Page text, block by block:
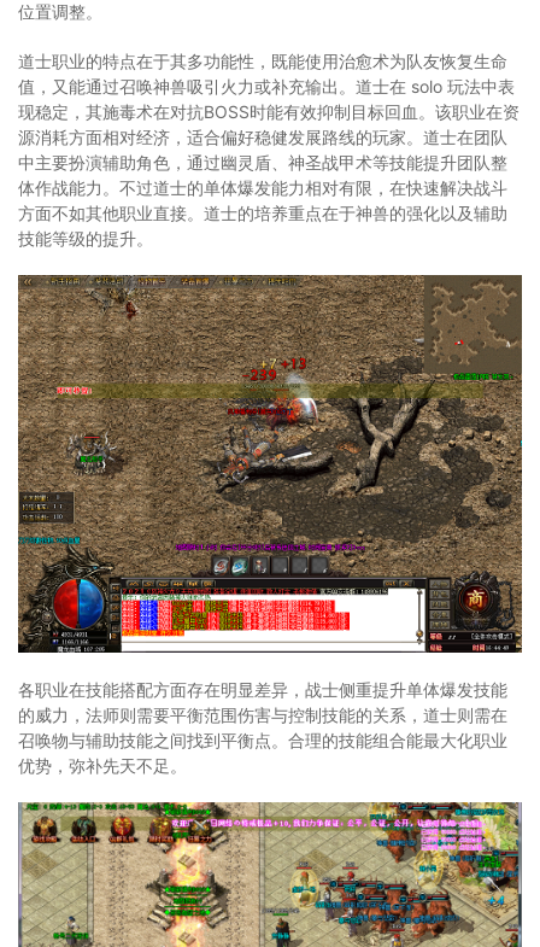
位置调整。
道士职业的特点在于其多功能性，既能使用治愈术为队友恢复生命
值，又能通过召唤神兽吸引火力或补充输出。道士在 solo 玩法中表
现稳定，其施毒术在对抗BOSS时能有效抑制目标回血。该职业在资
源消耗方面相对经济，适合偏好稳健发展路线的玩家。道士在团队
中主要扮演辅助角色，通过幽灵盾、神圣战甲术等技能提升团队整
体作战能力。不过道士的单体爆发能力相对有限，在快速解决战斗
方面不如其他职业直接。道士的培养重点在于神兽的强化以及辅助
技能等级的提升。
各职业在技能搭配方面存在明显差异，战士侧重提升单体爆发技能
的威力，法师则需要平衡范围伤害与控制技能的关系，道士则需在
召唤物与辅助技能之间找到平衡点。合理的技能组合能最大化职业
优势，弥补先天不足。